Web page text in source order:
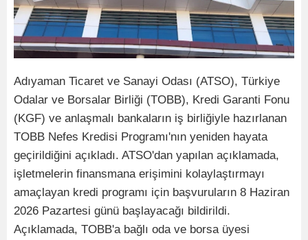
Adıyaman Ticaret ve Sanayi Odası (ATSO), Türkiye
Odalar ve Borsalar Birliği (TOBB), Kredi Garanti Fonu
(KGF) ve anlaşmalı bankaların iş birliğiyle hazırlanan
TOBB Nefes Kredisi Programı'nın yeniden hayata
geçirildiğini açıkladı. ATSO'dan yapılan açıklamada,
işletmelerin finansmana erişimini kolaylaştırmayı
amaçlayan kredi programı için başvuruların 8 Haziran
2026 Pazartesi günü başlayacağı bildirildi.
Açıklamada, TOBB'a bağlı oda ve borsa üyesi